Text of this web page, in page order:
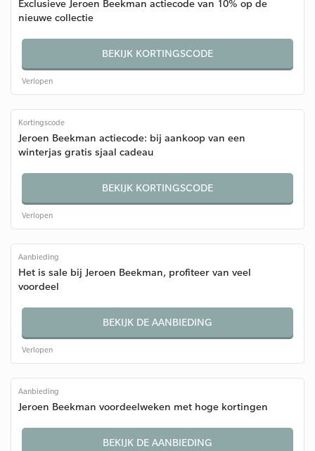
Exclusieve Jeroen Beekman actiecode van 10% op de
nieuwe collectie
BEKIJK KORTINGSCODE
Verlopen
Kortingscode
Jeroen Beekman actiecode: bij aankoop van een
winterjas gratis sjaal cadeau
BEKIJK KORTINGSCODE
Verlopen
Aanbieding
Het is sale bij Jeroen Beekman, profiteer van veel
voordeel
BEKIJK DE AANBIEDING
Verlopen
Aanbieding
Jeroen Beekman voordeelweken met hoge kortingen
BEKIJK DE AANBIEDING